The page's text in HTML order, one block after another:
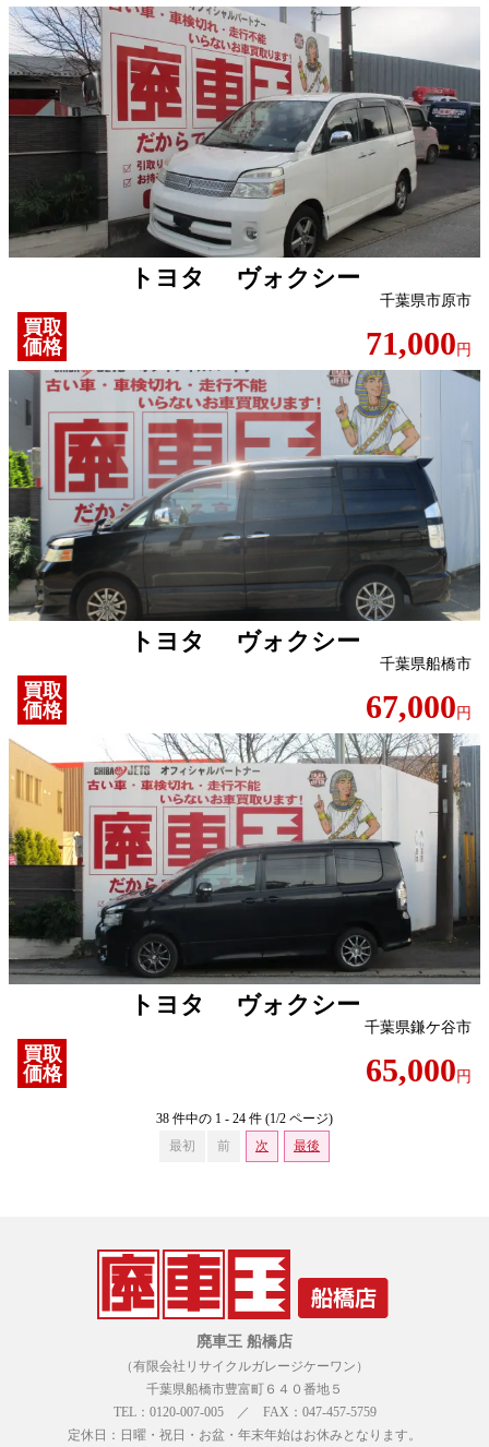
トヨタ ヴォクシー
千葉県市原市
買取
価格
71,000 円
トヨタ ヴォクシー
千葉県船橋市
買取
価格
67,000 円
トヨタ ヴォクシー
千葉県鎌ケ谷市
買取
価格
65,000 円
38 件中の 1 - 24 件 (1/2 ページ)
最初
前 次 最後
廃車王 船橋店
（有限会社リサイクルガレージケーワン）
千葉県船橋市豊富町６４０番地５
TEL：0120-007-005 ／ FAX：047-457-5759
定休日：日曜・祝日・お盆・年末年始はお休みとなります。